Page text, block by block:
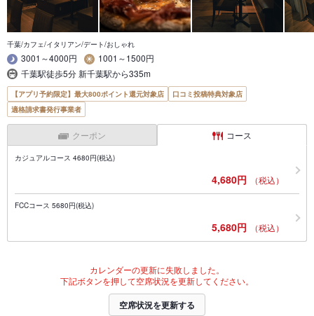
千葉/カフェ/イタリアン/デート/おしゃれ
3001～4000円
1001～1500円
千葉駅徒歩5分 新千葉駅から335m
【アプリ予約限定】最大800ポイント還元対象店
口コミ投稿特典対象店
適格請求書発行事業者
クーポン コース
カジュアルコース 4680円(税込)
4,680円 （税込）
FCCコース 5680円(税込)
5,680円 （税込）
カレンダーの更新に失敗しました。
下記ボタンを押して空席状況を更新してください。
空席状況を更新する